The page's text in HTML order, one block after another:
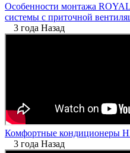
Особенности монтажа
системы с приточной
3 года Назад
Комфортные кондиционеры
3 года Назад